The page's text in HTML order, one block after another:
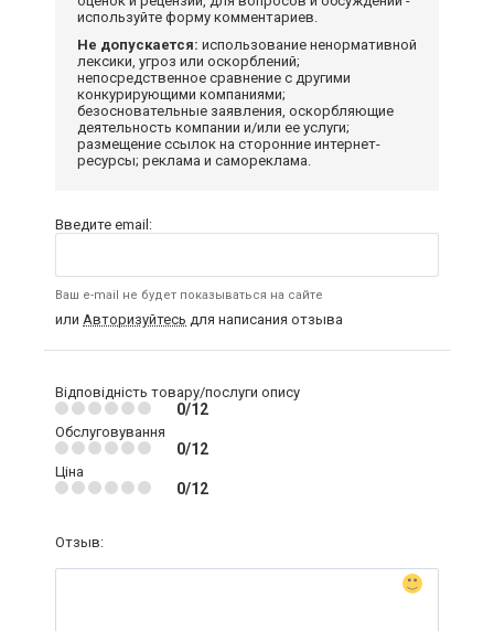
используйте форму комментариев.
Не допускается: использование ненормативной
лексики, угроз или оскорблений;
непосредственное сравнение с другими
конкурирующими компаниями;
безосновательные заявления, оскорбляющие
деятельность компании и/или ее услуги;
размещение ссылок на сторонние интернет-
ресурсы; реклама и самореклама.
Введите email:
Ваш e-mail не будет показываться на сайте
или Авторизуйтесь для написания отзыва
Відповідність товару/послуги опису
0/12
Обслуговування
0/12
Ціна
0/12
Отзыв: